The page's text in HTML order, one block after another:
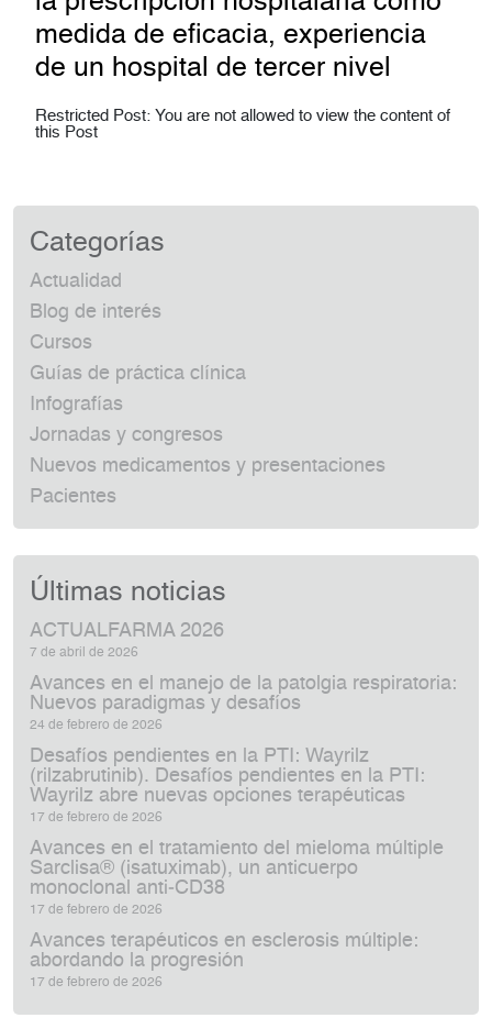
medida de eficacia, experiencia
de un hospital de tercer nivel
Restricted Post: You are not allowed to view the content of
this Post
Categorías
Actualidad
Blog de interés
Cursos
Guías de práctica clínica
Infografías
Jornadas y congresos
Nuevos medicamentos y presentaciones
Pacientes
Últimas noticias
ACTUALFARMA 2026
7 de abril de 2026
Avances en el manejo de la patolgia respiratoria:
Nuevos paradigmas y desafíos
24 de febrero de 2026
Desafíos pendientes en la PTI: Wayrilz
(rilzabrutinib). Desafíos pendientes en la PTI:
Wayrilz abre nuevas opciones terapéuticas
17 de febrero de 2026
Avances en el tratamiento del mieloma múltiple
Sarclisa® (isatuximab), un anticuerpo
monoclonal anti‑CD38
17 de febrero de 2026
Avances terapéuticos en esclerosis múltiple:
abordando la progresión
17 de febrero de 2026